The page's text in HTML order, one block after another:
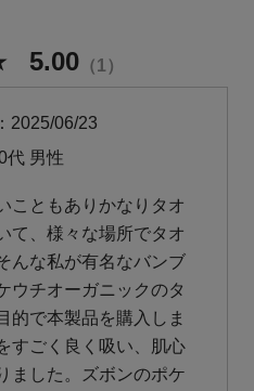
5.00 1
代 男性
2025/06/23
こともありかなりタオ
て、様々な場所でタオ
んな私が有名なバンブ
ウチオーガニックのタ
的で本製品を購入しま
すごく良く吸い、肌心
ました。ズボンのポケ